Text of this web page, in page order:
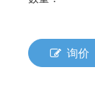
询价